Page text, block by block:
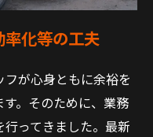
化等の工夫
が心身ともに余裕を
。そのために、業務
ってきました。最新